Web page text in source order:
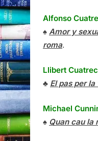
Alfonso
♠ Amor y
roma.
Llibert
♣ El pas per
Michael
♠ Quan cau la